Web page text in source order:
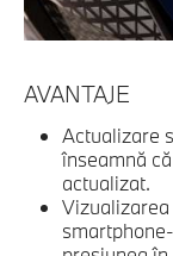
AVANTAJE
Actualizare
înseamnă
actualizat.